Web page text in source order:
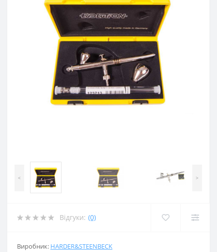
< >
Відгуки: (0)
Виробник: HARDER&STEENBECK